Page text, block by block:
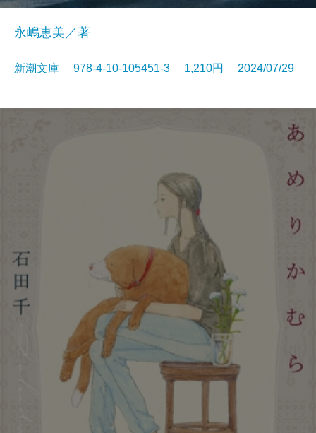
永嶋恵美／著
新潮文庫 978-4-10-105451-3 1,210円 2024/07/29